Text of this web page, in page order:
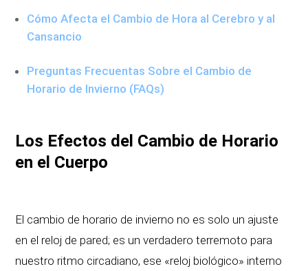
Cómo Afecta el Cambio de Hora al Cerebro y al
Cansancio
Preguntas Frecuentas Sobre el Cambio de
Horario de Invierno (FAQs)
Los Efectos del Cambio de Horario
en el Cuerpo
El cambio de horario de invierno no es solo un ajuste
en el reloj de pared; es un verdadero terremoto para
nuestro ritmo circadiano, ese «reloj biológico» interno